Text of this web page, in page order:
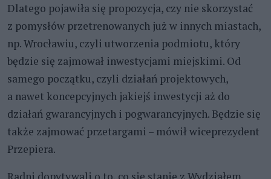
Dlatego pojawiła się propozycja, czy nie skorzystać
z pomysłów przetrenowanych już w innych miastach,
np. Wrocławiu, czyli utworzenia podmiotu, który
będzie się zajmował inwestycjami miejskimi. Od
samego początku, czyli działań projektowych,
a nawet koncepcyjnych jakiejś inwestycji aż do
działań gwarancyjnych i pogwarancyjnych. Będzie się
także zajmować przetargami – mówił wiceprezydent
Przepiera.
Radni dopytywali o to, co się stanie z Wydziałem